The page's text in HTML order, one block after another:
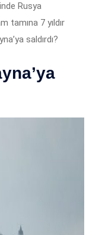
Rusya
tamına 7 yıldır
saldırdı?